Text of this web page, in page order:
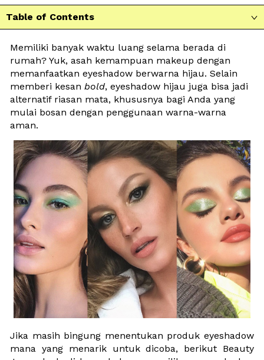
Table of Contents 
Memiliki banyak waktu luang selama berada di
rumah? Yuk, asah kemampuan makeup dengan
memanfaatkan eyeshadow berwarna hijau. Selain
memberi kesan bold, eyeshadow hijau juga bisa jadi
alternatif riasan mata, khususnya bagi Anda yang
mulai bosan dengan penggunaan warna-warna
aman.
Jika masih bingung menentukan produk eyeshadow
mana yang menarik untuk dicoba, berikut Beauty